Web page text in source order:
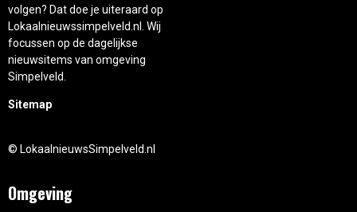
volgen? Dat doe je uiteraard op
Lokaalnieuwssimpelveld.nl. Wij
focussen op de dagelijkse
nieuwsitems van omgeving
Simpelveld.
Sitemap
© LokaalnieuwsSimpelveld.nl
Omgeving